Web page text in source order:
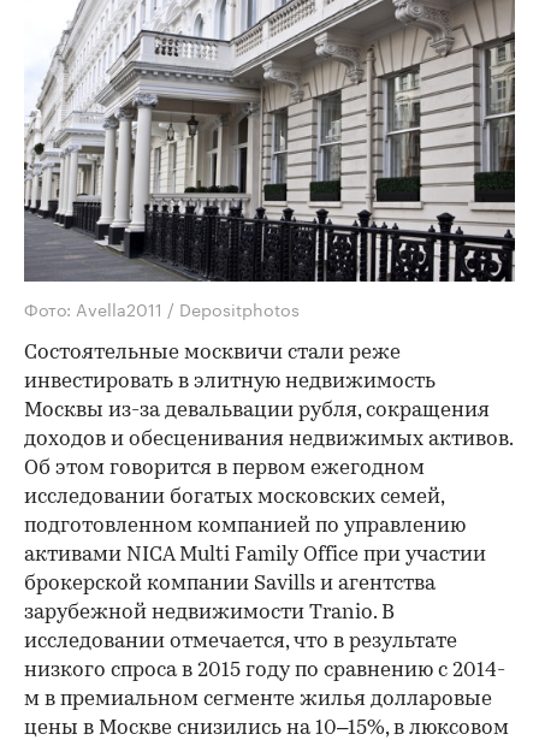
Фото: Avella2011 / Depositphotos
Состоятельные москвичи стали реже
инвестировать в элитную недвижимость
Москвы из-за девальвации рубля, сокращения
доходов и обесценивания недвижимых активов.
Об этом говорится в первом ежегодном
исследовании богатых московских семей,
подготовленном компанией по управлению
активами NICA Multi Family Office при участии
брокерской компании Savills и агентства
зарубежной недвижимости Tranio. В
исследовании отмечается, что в результате
низкого спроса в 2015 году по сравнению с 2014-
м в премиальном сегменте жилья долларовые
цены в Москве снизились на 10–15%, в люксовом